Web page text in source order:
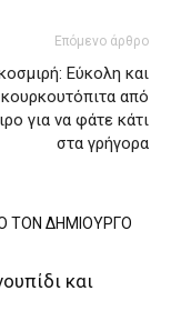
Επόμενο άρθρο
Εύκολη και
από
για να φάτε κάτι
στα γρήγορα
ΤΟΝ ΔΗΜΙΟΥΡΓΟ
και